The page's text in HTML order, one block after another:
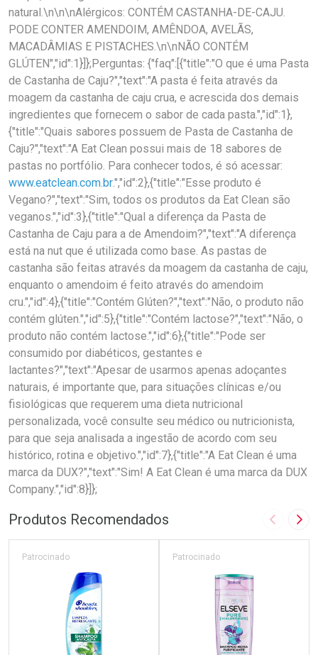
natural.\n\n\nAlérgicos: CONTÉM CASTANHA-DE-CAJU.
PODE CONTER AMENDOIM, AMÊNDOA, AVELÃS,
MACADÂMIAS E PISTACHES.\n\nNÃO CONTÉM
GLÚTEN","id":1}]};Perguntas: {"faq":[{"title":"O que é uma Pasta
de Castanha de Caju?","text":"A pasta é feita através da
moagem da castanha de caju crua, e acrescida dos demais
ingredientes que fornecem o sabor de cada pasta.","id":1},
{"title":"Quais sabores possuem de Pasta de Castanha de
Caju?","text":"A Eat Clean possui mais de 18 sabores de
pastas no portfólio. Para conhecer todos, é só acessar:
www.eatclean.com.br.","id":2},{"title":"Esse produto é
Vegano?","text":"Sim, todos os produtos da Eat Clean são
veganos.","id":3},{"title":"Qual a diferença da Pasta de
Castanha de Caju para a de Amendoim?","text":"A diferença
está na nut que é utilizada como base. As pastas de
castanha são feitas através da moagem da castanha de caju,
enquanto o amendoim é feito através do amendoim
cru.","id":4},{"title":"Contém Glúten?","text":"Não, o produto não
contém glúten.","id":5},{"title":"Contém lactose?","text":"Não, o
produto não contém lactose.","id":6},{"title":"Pode ser
consumido por diabéticos, gestantes e
lactantes?","text":"Apesar de usarmos apenas adoçantes
naturais, é importante que, para situações clínicas e/ou
fisiológicas que requerem uma dieta nutricional
personalizada, você consulte seu médico ou nutricionista,
para que seja analisada a ingestão de acordo com seu
histórico, rotina e objetivo.","id":7},{"title":"A Eat Clean é uma
marca da DUX?","text":"Sim! A Eat Clean é uma marca da DUX
Company.","id":8}]};
Produtos Recomendados Imagem
Patrocinado Patrocinado